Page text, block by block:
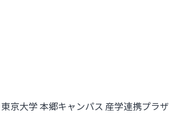
京大学 本郷キャンパス 産学連携プラザ